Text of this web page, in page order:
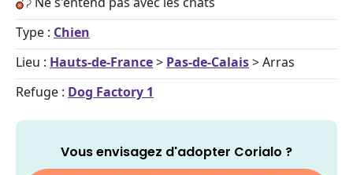
Type : Chien
Lieu : Hauts-de-France> Pas-de-Calais> Arras
Refuge : Dog Factory 1
Vous envisagez d'adopter Corialo ?